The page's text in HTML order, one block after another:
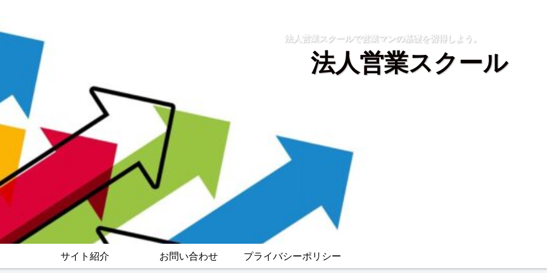
法人営業スクールで営業マンの基礎を習得しよう。
法人営業スクール
サイト紹介 お問い合わせ プライバシーポリシー